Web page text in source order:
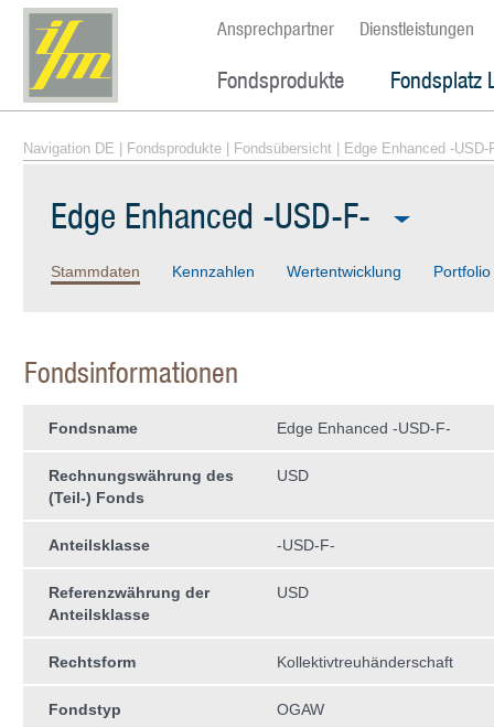
Ansprechpartner Dienstleistungen
Fondsprodukte Fondsplatz
Navigation DE Fondsprodukte Fondsübersicht | Edge Enhanced -USD-
Edge Enhanced -USD-F-
Stammdaten Kennzahlen Wertentwicklung Portfolio
Fondsinformationen
Fondsname Edge Enhanced -USD-F-
Rechnungswährung des
(Teil-) Fonds
USD
Anteilsklasse -USD-F-
Referenzwährung der
Anteilsklasse
USD
Rechtsform Kollektivtreuhän­derschaft
Fondstyp OGAW